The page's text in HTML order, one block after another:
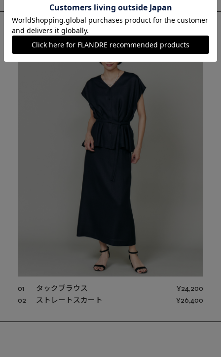
01 タックブラウス
¥24,200
02
ストレートスカート ¥26,400